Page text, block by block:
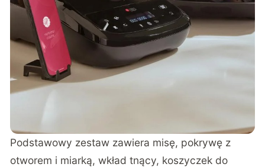
Podstawowy zestaw zawiera misę, pokrywę z
otworem i miarką, wkład tnący, koszyczek do